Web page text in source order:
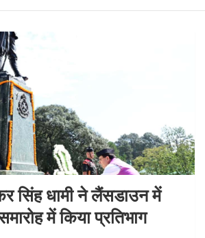
सिंह धामी ने लैंसडाउन में
में किया प्रतिभाग